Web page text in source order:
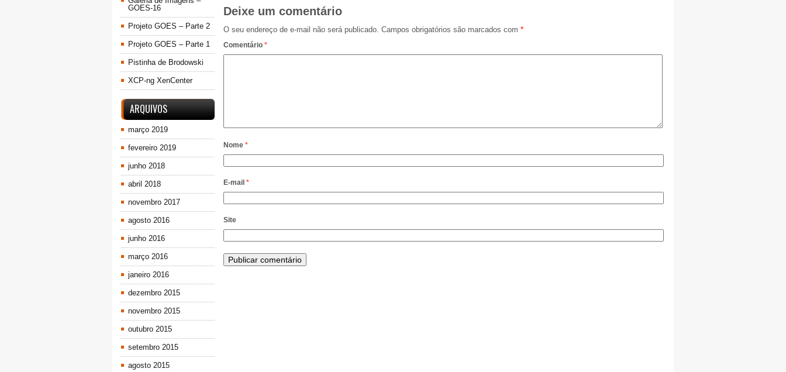
Deixe um comentário
O seu endereço de e-mail não será publicado. Campos obrigatórios são marcados com *
Comentário *
Nome *
E-mail *
Site
GOES-16
Projeto GOES – Parte 2
Projeto GOES – Parte 1
Pistinha de Brodowski
XCP-ng XenCenter
ARQUIVOS
março 2019
fevereiro 2019
junho 2018
abril 2018
novembro 2017
agosto 2016
junho 2016
março 2016
janeiro 2016
dezembro 2015
novembro 2015
outubro 2015
setembro 2015
agosto 2015